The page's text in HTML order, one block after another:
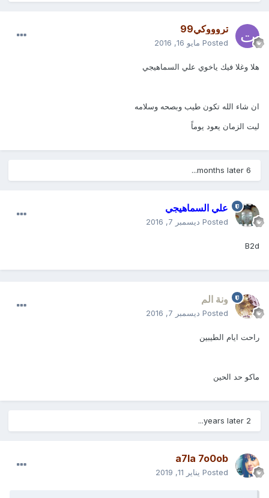
تروووكي99
Posted مايو 16, 2016
هلا وغلا فيك ياخوي علي السماهيجي
ان شاء الله تكون طيب وبصحه وسلامه
ليت الزمان يعود يوماً
6 months later...
علي السماهيجي
Posted ديسمبر 7, 2016
B2d
ونة الم
Posted ديسمبر 7, 2016
راحت ايام الطيبين
ماكو حد الحين
2 years later...
a7la ‎7o0ob
Posted يناير 11, 2019